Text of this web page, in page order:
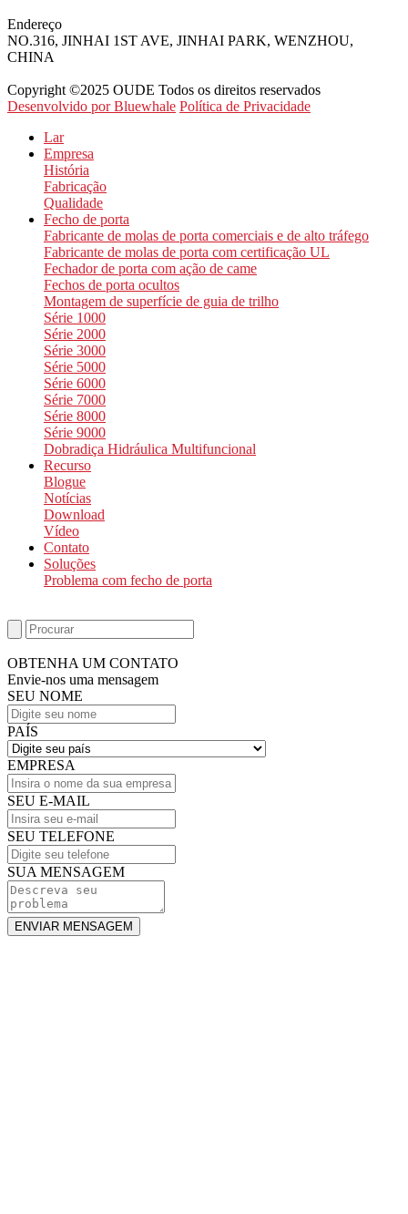
Endereço
NO.316, JINHAI 1ST AVE, JINHAI PARK, WENZHOU,
CHINA
Copyright ©2025 OUDE Todos os direitos reservados
Desenvolvido por Bluewhale Política de Privacidade
Lar
Empresa
História
Fabricação
Qualidade
Fecho de porta
Fabricante de molas de porta comerciais e de alto tráfego
Fabricante de molas de porta com certificação UL
Fechador de porta com ação de came
Fechos de porta ocultos
Montagem de superfície de guia de trilho
Série 1000
Série 2000
Série 3000
Série 5000
Série 6000
Série 7000
Série 8000
Série 9000
Dobradiça Hidráulica Multifuncional
Recurso
Blogue
Notícias
Download
Vídeo
Contato
Soluções
Problema com fecho de porta
OBTENHA UM CONTATO
Envie-nos uma mensagem
SEU NOME
PAÍS
EMPRESA
SEU E-MAIL
SEU TELEFONE
SUA MENSAGEM
ENVIAR MENSAGEM